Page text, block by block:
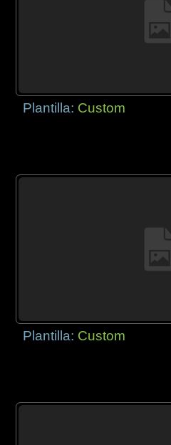
Plantilla: Custom
Plantilla: Custom